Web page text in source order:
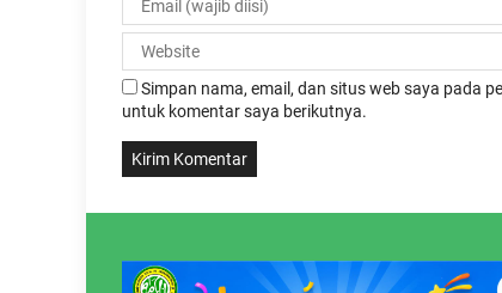
Simpan nama, email, dan situs web saya pada
untuk komentar saya berikutnya.